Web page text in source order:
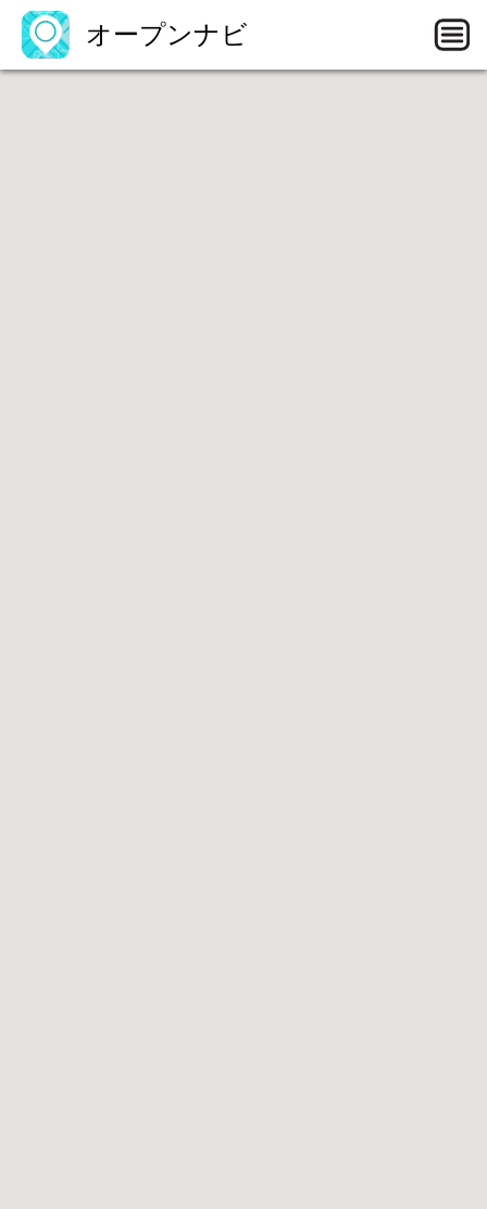
オープンナビ